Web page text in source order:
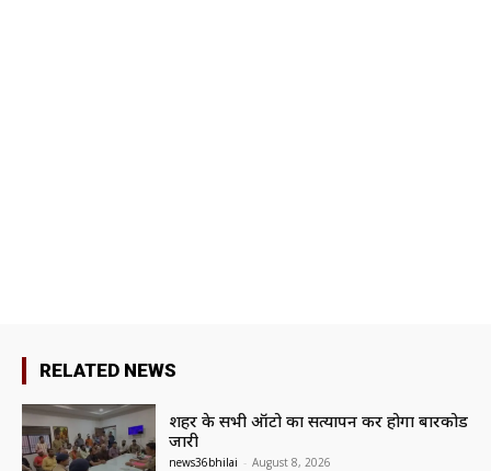
RELATED NEWS
शहर के सभी ऑटो का सत्यापन कर होगा बारकोड
जारी
news36bhilai - August 8, 2026